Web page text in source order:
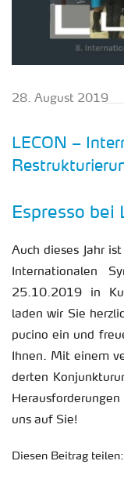
28. Au­gust 2019
LECON –
Es­pres­so bei
Auch die­ses Jahr
In­ter­na­tio­na­len
25.10.2019 in
laden wir Sie
pu­ci­no ein und
Ihnen. Mit einem
der­ten
uns auf Sie!
Die­sen Bei­trag tei­len: